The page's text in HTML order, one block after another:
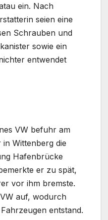
ein. Nach
seien eine
Schrauben und
sowie ein
entwendet
VW befuhr am
in Wittenberg die
Hafenbrücke
er zu spät,
vor ihm bremste.
auf, wodurch
entstand.